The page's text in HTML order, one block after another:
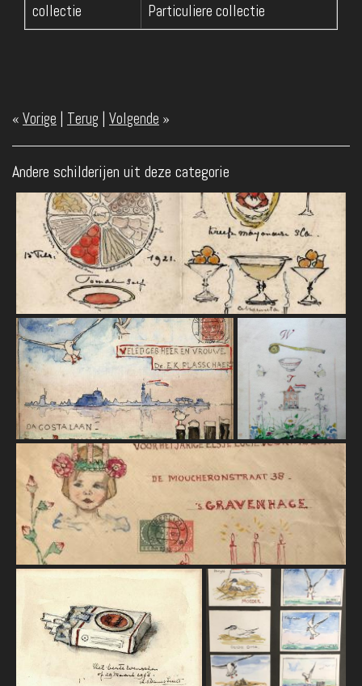
collectie
Particuliere collectie
« Vorige | Terug | Volgende »
Andere schilderijen uit deze categorie